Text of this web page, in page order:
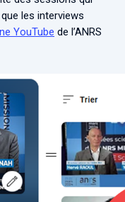
les interviews
YouTube de l’ANRS